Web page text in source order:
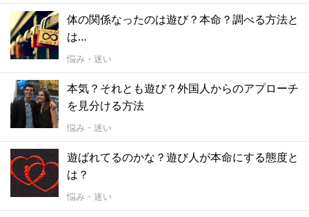
体の関係なったのは遊び？本命？調べる方法と
は…
悩み・迷い
本気？それとも遊び？外国人からのアプローチ
を見分ける方法
悩み・迷い
遊ばれてるのかな？遊び人が本命にする態度と
は？
悩み・迷い